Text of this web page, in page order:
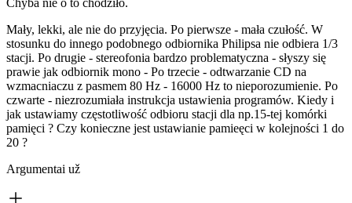
Mały, lekki, ale nie do przyjęcia. Po pierwsze - mała czułość. W
stosunku do innego podobnego odbiornika Philipsa nie odbiera 1/3
stacji. Po drugie - stereofonia bardzo problematyczna - słyszy się
prawie jak odbiornik mono - Po trzecie - odtwarzanie CD na
wzmacniaczu z pasmem 80 Hz - 16000 Hz to nieporozumienie. Po
czwarte - niezrozumiała instrukcja ustawienia programów. Kiedy i
jak ustawiamy częstotliwość odbioru stacji dla np.15-tej komórki
pamięci ? Czy konieczne jest ustawianie pamieęci w kolejności 1 do
20 ?
Argumentai už